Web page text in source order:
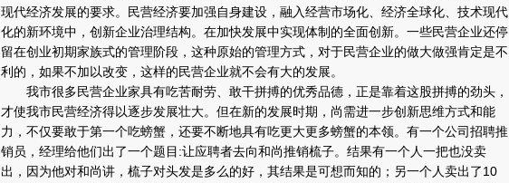
现代经济发展的要求。民营经济要加强自身建设，融入经营市场化、经济全球化、技术现代
化的新环境中，创新企业治理结构。在加快发展中实现体制的全面创新。一些民营企业还停
留在创业初期家族式的管理阶段，这种原始的管理方式，对于民营企业的做大做强肯定是不
利的，如果不加以改变，这样的民营企业就不会有大的发展。
我市很多民营企业家具有吃苦耐劳、敢干拼搏的优秀品德，正是靠着这股拼搏的劲头，
才使我市民营经济得以逐步发展壮大。但在新的发展时期，尚需进一步创新思维方式和能
力，不仅要敢于第一个吃螃蟹，还要不断地具有吃更大更多螃蟹的本领。有一个公司招聘推
销员，经理给他们出了一个题目:让应聘者去向和尚推销梳子。结果有一个人一把也没卖
出，因为他对和尚讲，梳子对头发是多么的好，其结果是可想而知的；另一个人卖出了10